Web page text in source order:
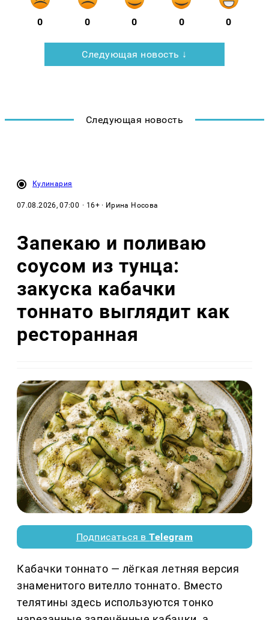
0 0 0 0 0
Следующая новость ↓
Следующая новость
Кулинария
07.08.2026, 07:00 · 16+ · Ирина Носова
Запекаю и поливаю
соусом из тунца:
закуска кабачки
тоннато выглядит как
ресторанная
Подписаться вTelegram
Кабачки тоннато — лёгкая летняя версия
знаменитого вителло тоннато. Вместо
телятины здесь используются тонко